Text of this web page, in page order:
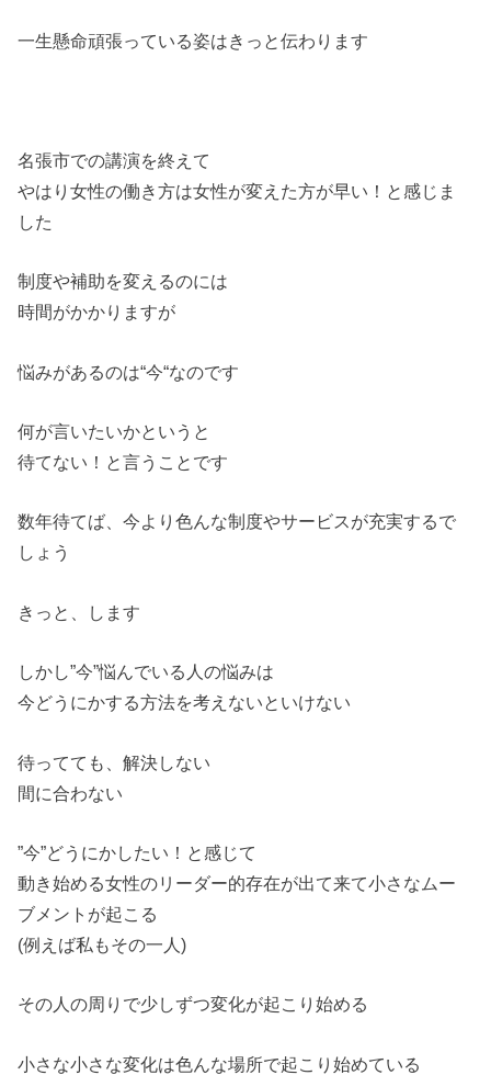
一生懸命頑張っている姿はきっと伝わります
名張市での講演を終えて
やはり女性の働き方は女性が変えた方が早い！と感じま
した
制度や補助を変えるのには
時間がかかりますが
悩みがあるのは“今“なのです
何が言いたいかというと
待てない！と言うことです
数年待てば、今より色んな制度やサービスが充実するで
しょう
きっと、します
しかし”今”悩んでいる人の悩みは
今どうにかする方法を考えないといけない
待ってても、解決しない
間に合わない
”今”どうにかしたい！と感じて
動き始める女性のリーダー的存在が出て来て小さなムー
ブメントが起こる
(例えば私もその一人)
その人の周りで少しずつ変化が起こり始める
小さな小さな変化は色んな場所で起こり始めている